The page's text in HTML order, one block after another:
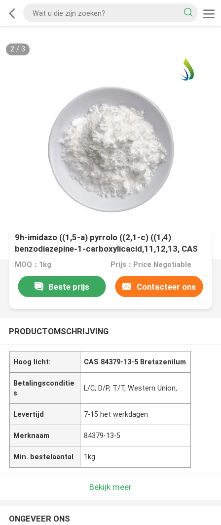
2/ 3
9h-imidazo ((1,5-a) pyrrolo ((2,1-c) ((1,4)
benzodiazepine-1-carboxylicacid,11,12,13, CAS
84379-13-5 Bretazenilum
MOQ：1kg Prijs：Price Negotiable
Beste prijs Contacteer ons
PRODUCTOMSCHRIJVING
Hoog licht: CAS 84379-13-5 Bretazenilum
Betalingsconditie
s
L/C, D/P, T/T, Western Union,
Levertijd 7-15 het werkdagen
Merknaam 84379-13-5
Min. bestelaantal 1kg
Bekijk meer
ONGEVEER ONS